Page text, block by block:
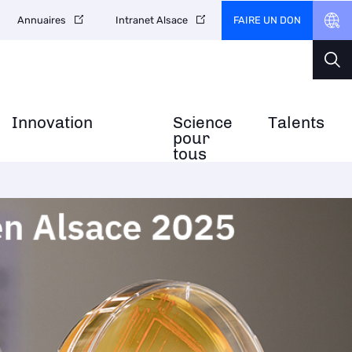
Innovation
Science
pour
tous
Talents
Annuaires Intranet Alsace FAIRE UN DON